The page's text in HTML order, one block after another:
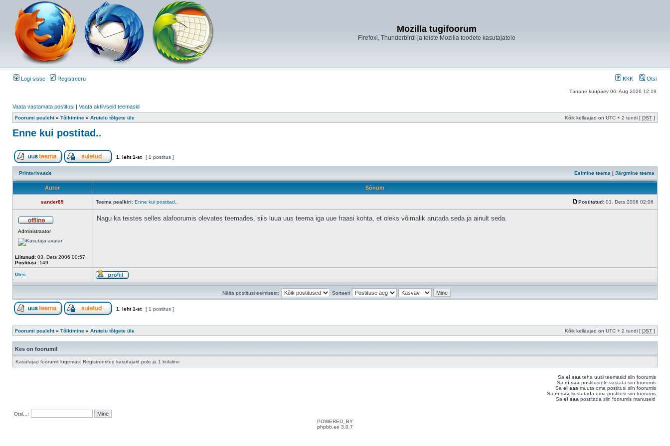
Mozilla tugifoorum
Firefoxi, Thunderbirdi ja teiste Mozilla toodete kasutajatele
Logi sisse Registreeru KKK Otsi
Tänane kuupäev 06. Aug 2026 12:19
Vaata vastamata postitusi | Vaata aktiivseid teemasid
Foorumi pealeht» Tõlkimine » Arutelu tõlgete üle Kõik kellaajad on UTC + 2 tundi [ DST ]
Enne kui postitad..
1 . leht1-st [ 1 postitus ]
Printerivaade Eelmine teema | Järgmine teema
Autor Sõnum
sander85 Teema pealkiri: Enne kui postitad.. Postitatud: 03. Dets 2006 02:06
Administraator
Liitunud: 03. Dets 2006 00:57
Postitusi: 149
Nagu ka teistes selles alafoorumis olevates teemades, siis luua uus teema iga uue fraasi kohta, et oleks võimalik arutada seda ja ainult seda.
Üles
Näita postitusi eelmisest: Sorteeri
1 . leht1-st [ 1 postitus ]
Foorumi pealeht» Tõlkimine » Arutelu tõlgete üle Kõik kellaajad on UTC + 2 tundi [ DST ]
Kes on foorumil
Kasutajad foorumit lugemas: Registreeritud kasutajaid pole ja 1 külaline
Sa ei saa teha uusi teemasid siin foorumis
Sa ei saa postitustele vastata siin foorumis
Sa ei saa muuta oma postitusi siin foorumis
Sa ei saa kustutada oma postitusi siin foorumis
Sa ei saa postitada siin foorumis manuseid
Otsi...:
POWERED_BY
phpbb.ee 3.0.7